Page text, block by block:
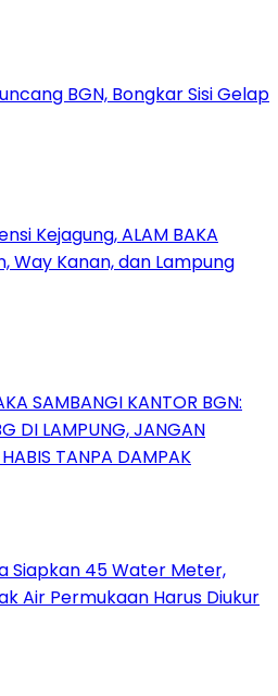
BGN, Bongkar Sisi Gelap
Kejagung, ALAM BAKA
Way Kanan, dan Lampung
SAMBANGI KANTOR BGN:
DI LAMPUNG, JANGAN
TANPA DAMPAK
Siapkan 45 Water Meter,
Air Permukaan Harus Diukur